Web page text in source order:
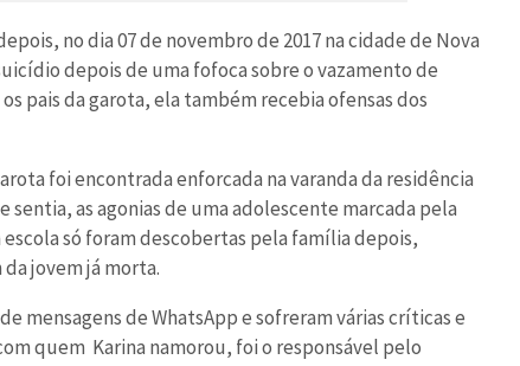
no dia 07 de novembro de 2017 na cidade de Nova
depois de uma fofoca sobre o vazamento de
pais da garota, ela também recebia ofensas dos
foi encontrada enforcada na varanda da residência
as agonias de uma adolescente marcada pela
só foram descobertas pela família depois,
jovem já morta.
mensagens de WhatsApp e sofreram várias críticas e
quem Karina namorou, foi o responsável pelo